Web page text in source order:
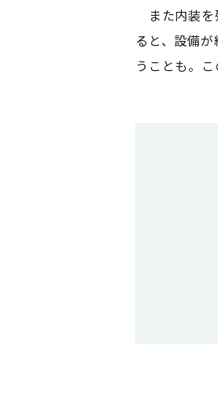
また内装を
ると、設備
うことも。
対策として
波戸岡弁護
たとえスケ
こまでをス
これらに加